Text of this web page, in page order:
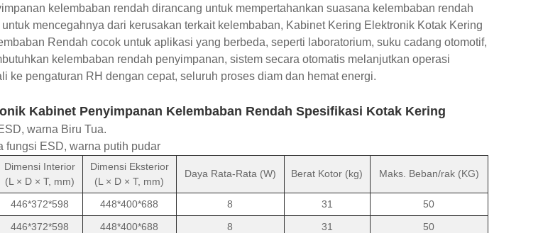
kelembaban rendah dirancang untuk mempertahankan suasana kelembaban rendah
mencegahnya dari kerusakan terkait kelembaban, Kabinet Kering Elektronik Kotak Kering
Rendah cocok untuk aplikasi yang berbeda, seperti laboratorium, suku cadang otomotif,
kelembaban rendah penyimpanan, sistem secara otomatis melanjutkan operasi
ke pengaturan RH dengan cepat, seluruh proses diam dan hemat energi.
Kabinet Penyimpanan Kelembaban Rendah Spesifikasi Kotak Kering
warna Biru Tua.
fungsi ESD, warna putih pudar
Dimensi Interior
(L × D × T, mm)
Dimensi Eksterior
(L × D × T, mm)
Daya Rata-Rata (W) Berat Kotor (kg) Maks. Beban/rak (KG)
446*372*598 448*400*688 8 31
50
446*372*598 448*400*688 8 31
50